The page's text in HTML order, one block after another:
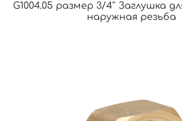
G1004.05 размер 3/4″ Заглушка
наружная резьба